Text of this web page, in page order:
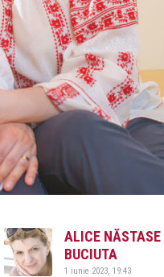
ALICE NĂSTASE
BUCIUTA
1 iunie 2023, 19:43